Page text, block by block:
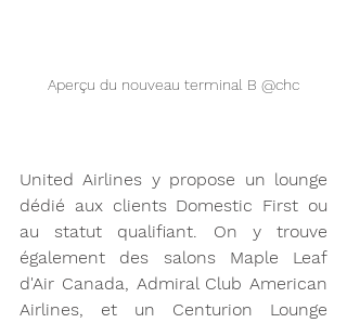
Aperçu du nouveau terminal B @chc
United Airlines y propose un lounge
dédié aux clients Domestic First ou
au statut qualifiant. On y trouve
également des salons Maple Leaf
d'Air Canada, Admiral Club American
Airlines, et un Centurion Lounge